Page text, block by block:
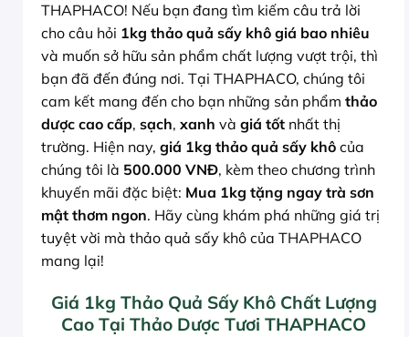
THAPHACO! Nếu bạn đang tìm kiếm câu trả lời
cho câu hỏi 1kg thảo quả sấy khô giá bao nhiêu
và muốn sở hữu sản phẩm chất lượng vượt trội, thì
bạn đã đến đúng nơi. Tại THAPHACO, chúng tôi
cam kết mang đến cho bạn những sản phẩm thảo
dược cao cấp, sạch, xanh và giá tốt nhất thị
trường. Hiện nay, giá 1kg thảo quả sấy khô của
chúng tôi là 500.000 VNĐ, kèm theo chương trình
khuyến mãi đặc biệt: Mua 1kg tặng ngay trà sơn
mật thơm ngon. Hãy cùng khám phá những giá trị
tuyệt vời mà thảo quả sấy khô của THAPHACO
mang lại!
Giá 1kg Thảo Quả Sấy Khô Chất Lượng
Cao Tại Thảo Dược Tươi THAPHACO